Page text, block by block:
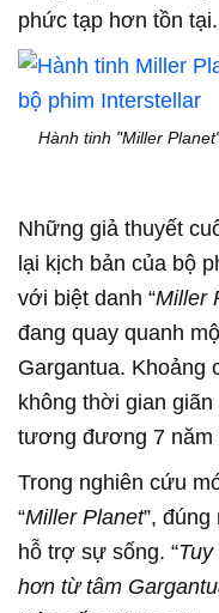
phức tạp hơn tồn tại.
Hành tinh "Miller
Những giả thuyết
lại kịch bản của bộ
với biệt danh “Miller
đang quay quanh
Gargantua. Khoảng
không thời gian
tương đương 7 năm
Trong nghiên cứu
“Miller Planet”,
hỗ trợ sự sống. “
hơn từ tâm